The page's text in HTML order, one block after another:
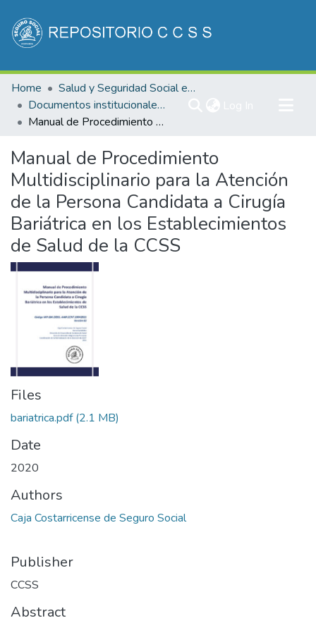
Communities & Collections
All of DSpace
Statistics
Home
Salud y Seguridad Social en Costa Rica
Documentos institucionales DDSS
Manual de Procedimiento Multidisciplinario para la Atención de la Persona Candidata a Cirugía Bariátrica en los Establecimientos de Salud de la CCSS
Manual de Procedimiento
Multidisciplinario para la Atención
de la Persona Candidata a Cirugía
Bariátrica en los Establecimientos
de Salud de la CCSS
Files
bariatrica.pdf(2.1 MB)
Date
2020
Authors
Caja Costarricense de Seguro Social
Publisher
CCSS
Abstract